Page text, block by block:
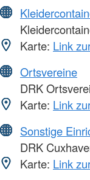
Karte: Link
Ortsvereine
DRK
Karte: Link
Sonstige
DRK
Karte: Link